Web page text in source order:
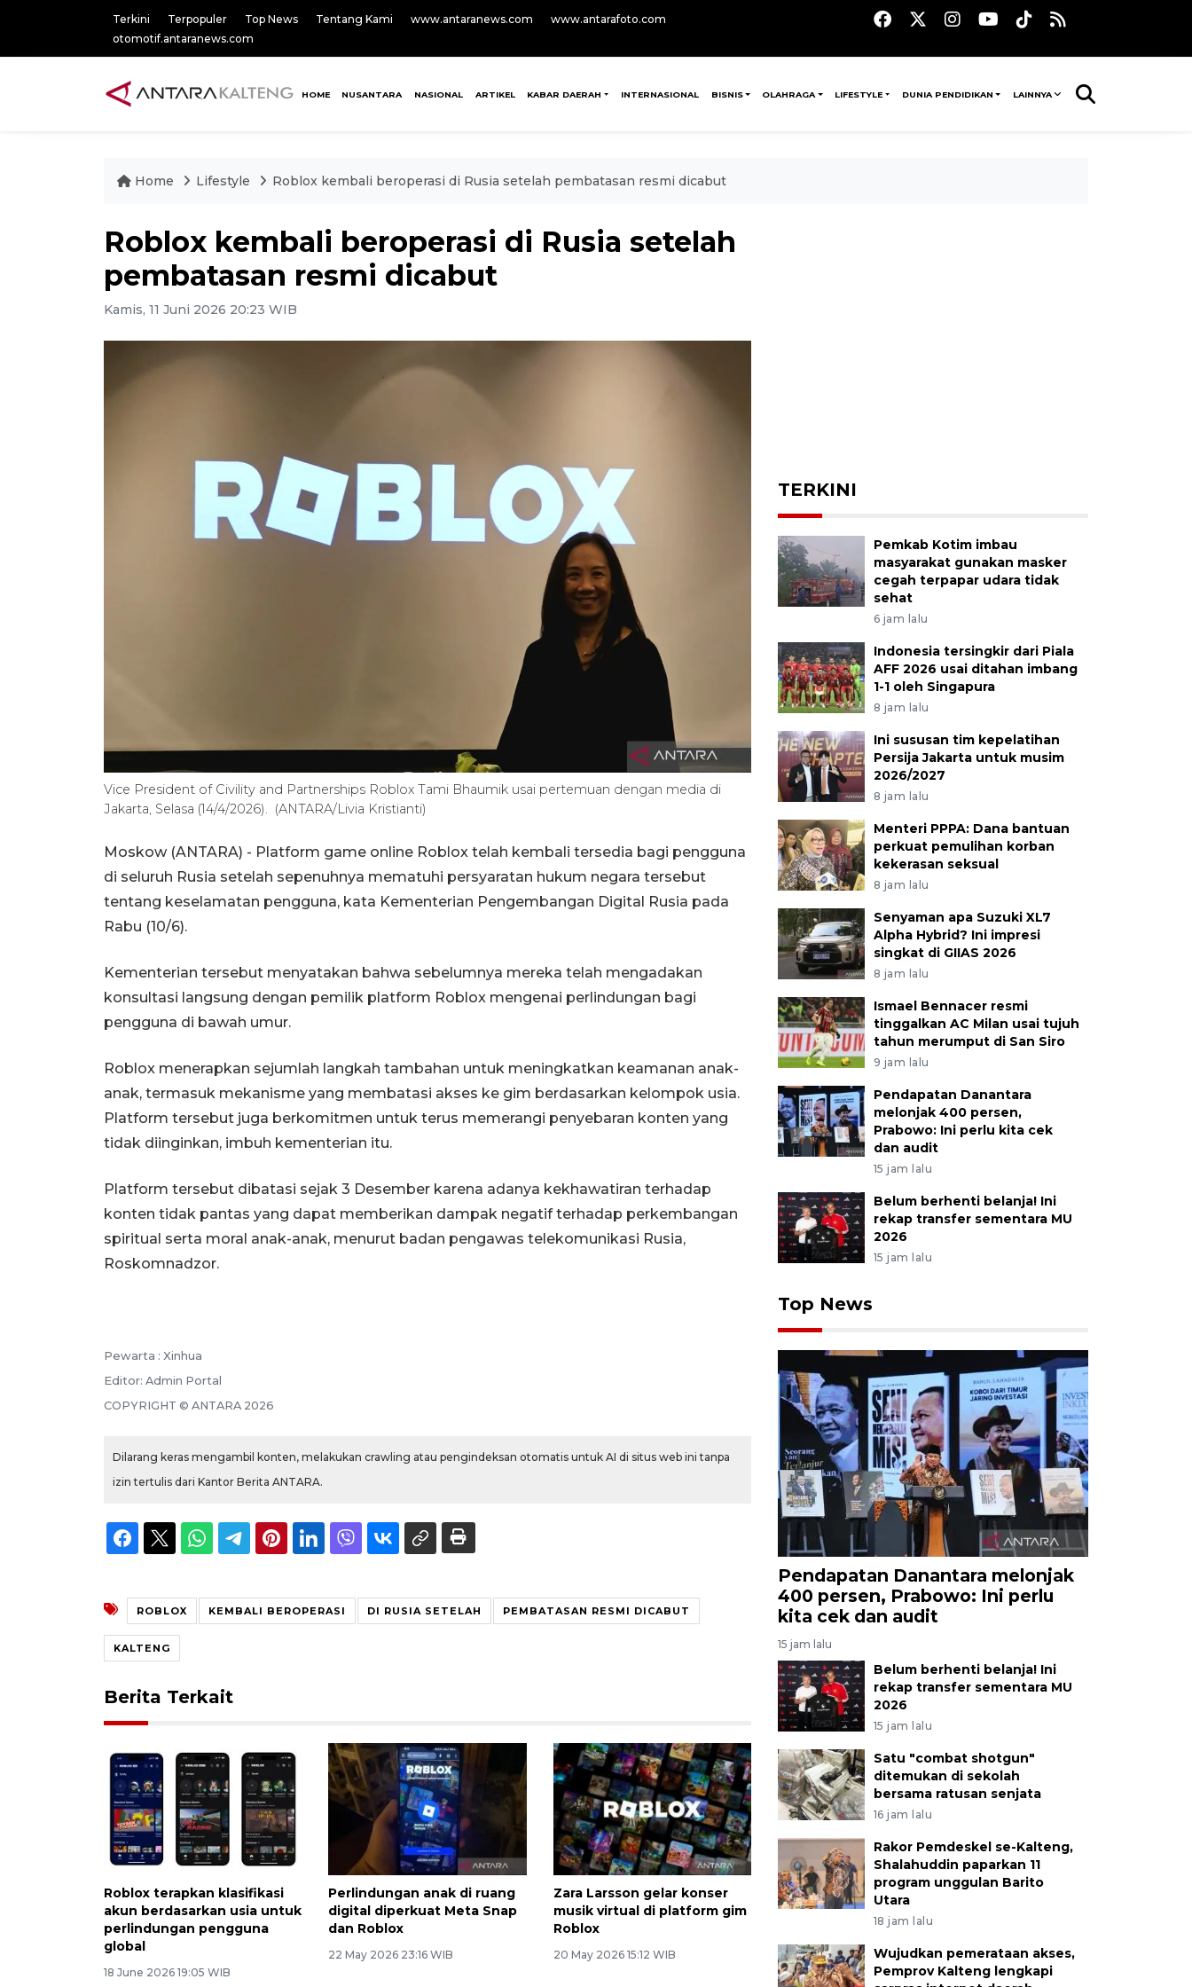
Terkini Terpopuler Top News Tentang Kami www.antaranews.com
www.antarafoto.com
otomotif.antaranews.com
HOME NUSANTARA NASIONAL ARTIKEL KABAR DAERAH INTERNASIONAL BISNIS OLAHRAGA LIFESTYLE DUNIA PENDIDIKAN LAINNYA
Home Lifestyle Roblox kembali beroperasi di Rusia setelah pembatasan resmi dicabut
Roblox kembali beroperasi di Rusia setelah
pembatasan resmi dicabut
Kamis, 11 Juni 2026 20:23 WIB
Vice President of Civility and Partnerships Roblox Tami Bhaumik usai pertemuan dengan media di
Jakarta, Selasa (14/4/2026). (ANTARA/Livia Kristianti)
Moskow (ANTARA) - Platform game online Roblox telah kembali tersedia bagi pengguna
di seluruh Rusia setelah sepenuhnya mematuhi persyaratan hukum negara tersebut
tentang keselamatan pengguna, kata Kementerian Pengembangan Digital Rusia pada
Rabu (10/6).
Kementerian tersebut menyatakan bahwa sebelumnya mereka telah mengadakan
konsultasi langsung dengan pemilik platform Roblox mengenai perlindungan bagi
pengguna di bawah umur.
Roblox menerapkan sejumlah langkah tambahan untuk meningkatkan keamanan anak-
anak, termasuk mekanisme yang membatasi akses ke gim berdasarkan kelompok usia.
Platform tersebut juga berkomitmen untuk terus memerangi penyebaran konten yang
tidak diinginkan, imbuh kementerian itu.
Platform tersebut dibatasi sejak 3 Desember karena adanya kekhawatiran terhadap
konten tidak pantas yang dapat memberikan dampak negatif terhadap perkembangan
spiritual serta moral anak-anak, menurut badan pengawas telekomunikasi Rusia,
Roskomnadzor.
Pewarta : Xinhua
Editor: Admin Portal
COPYRIGHT © ANTARA 2026
Dilarang keras mengambil konten, melakukan crawling atau pengindeksan otomatis untuk AI di situs web ini tanpa
izin tertulis dari Kantor Berita ANTARA.
ROBLOX KEMBALI BEROPERASI DI RUSIA SETELAH PEMBATASAN RESMI DICABUT
KALTENG
Berita Terkait
Roblox terapkan klasifikasi
akun berdasarkan usia untuk
perlindungan pengguna
global
18 June 2026 19:05 WIB
Perlindungan anak di ruang
digital diperkuat Meta Snap
dan Roblox
22 May 2026 23:16 WIB
Zara Larsson gelar konser
musik virtual di platform gim
Roblox
20 May 2026 15:12 WIB
TERKINI
Pemkab Kotim imbau
masyarakat gunakan masker
cegah terpapar udara tidak
sehat
6 jam lalu
Indonesia tersingkir dari Piala
AFF 2026 usai ditahan imbang
1-1 oleh Singapura
8 jam lalu
Ini sususan tim kepelatihan
Persija Jakarta untuk musim
2026/2027
8 jam lalu
Menteri PPPA: Dana bantuan
perkuat pemulihan korban
kekerasan seksual
8 jam lalu
Senyaman apa Suzuki XL7
Alpha Hybrid? Ini impresi
singkat di GIIAS 2026
8 jam lalu
Ismael Bennacer resmi
tinggalkan AC Milan usai tujuh
tahun merumput di San Siro
9 jam lalu
Pendapatan Danantara
melonjak 400 persen,
Prabowo: Ini perlu kita cek
dan audit
15 jam lalu
Belum berhenti belanja! Ini
rekap transfer sementara MU
2026
15 jam lalu
Top News
Pendapatan Danantara melonjak
400 persen, Prabowo: Ini perlu
kita cek dan audit
15 jam lalu
Belum berhenti belanja! Ini
rekap transfer sementara MU
2026
15 jam lalu
Satu "combat shotgun"
ditemukan di sekolah
bersama ratusan senjata
16 jam lalu
Rakor Pemdeskel se-Kalteng,
Shalahuddin paparkan 11
program unggulan Barito
Utara
18 jam lalu
Wujudkan pemerataan akses,
Pemprov Kalteng lengkapi